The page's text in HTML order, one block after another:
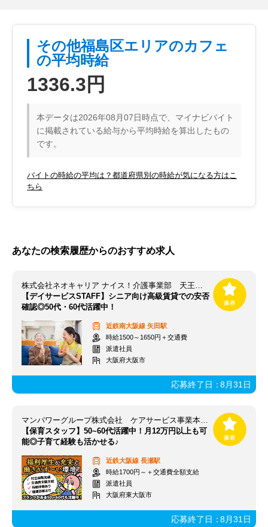
その他福島区エリアのカフェ
の平均時給
1336.3円
本データは2026年08月07日時点で、マイナビバイト
に掲載されている給与から平均時給を算出したもの
です。
バイトの時給の平均は？都道府県別の時給が気になる方はこ
ちら
あなたの検索履歴からのおすすめ求人
株式会社ネオキャリア ナイス！介護事業部 天王寺支店／TNJ
【デイサービスSTAFF】シニア向け高級賃貸での安否
確認◎50代・60代活躍中！
近鉄南大阪線 矢田駅
時給1500～1650円＋交通費
派遣社員
大阪府大阪市
応募終了日：8月31日
マンパワーグループ株式会社 ケアサービス事業本部 関西保育/1009998
【保育スタッフ】50~60代活躍中！月12万円以上も可
能◎子育て経験も活かせる♪
近鉄大阪線 長瀬駅
時給1700円～＋交通費全額支給
派遣社員
大阪府東大阪市
応募終了日：8月31日